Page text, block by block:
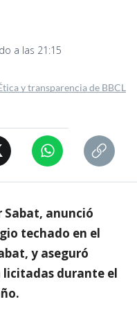
a las 21:15
y transparencia de BBCL
Sabat, anunció
techado en el
y aseguró
licitadas durante el